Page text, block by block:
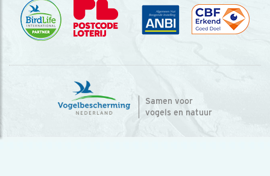
Samen voor
vogels en natuur